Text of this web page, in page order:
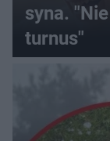
syna.
turnus"